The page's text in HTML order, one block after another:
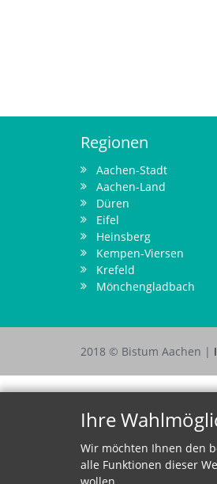
Regionen
Aachen-Stadt
Aachen-Land
Düren
Eifel
Heinsberg
Kempen-Viersen
Krefeld
Mönchengladbach
2018 © Bistum Aachen |
Ihre
Wir möchten Ihnen den
alle Funktionen dieser